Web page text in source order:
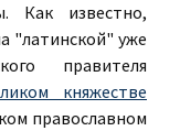
Как известно,
"латинской" уже
правителя
княжестве
православном